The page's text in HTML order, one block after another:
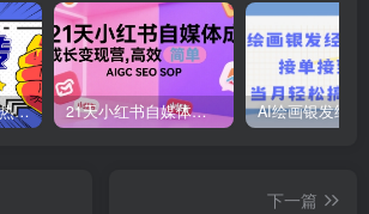
零成本零门槛头条热点搬运术，零门槛日入100+，工具+教程全部附上 21天小红书自媒体成长变现营，高效 简单 AIGC SEO SOP
下一篇